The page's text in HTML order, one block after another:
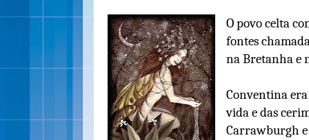
O povo celta
fontes
na Bretanha e
Conventina era
vida e das
Carrawburgh